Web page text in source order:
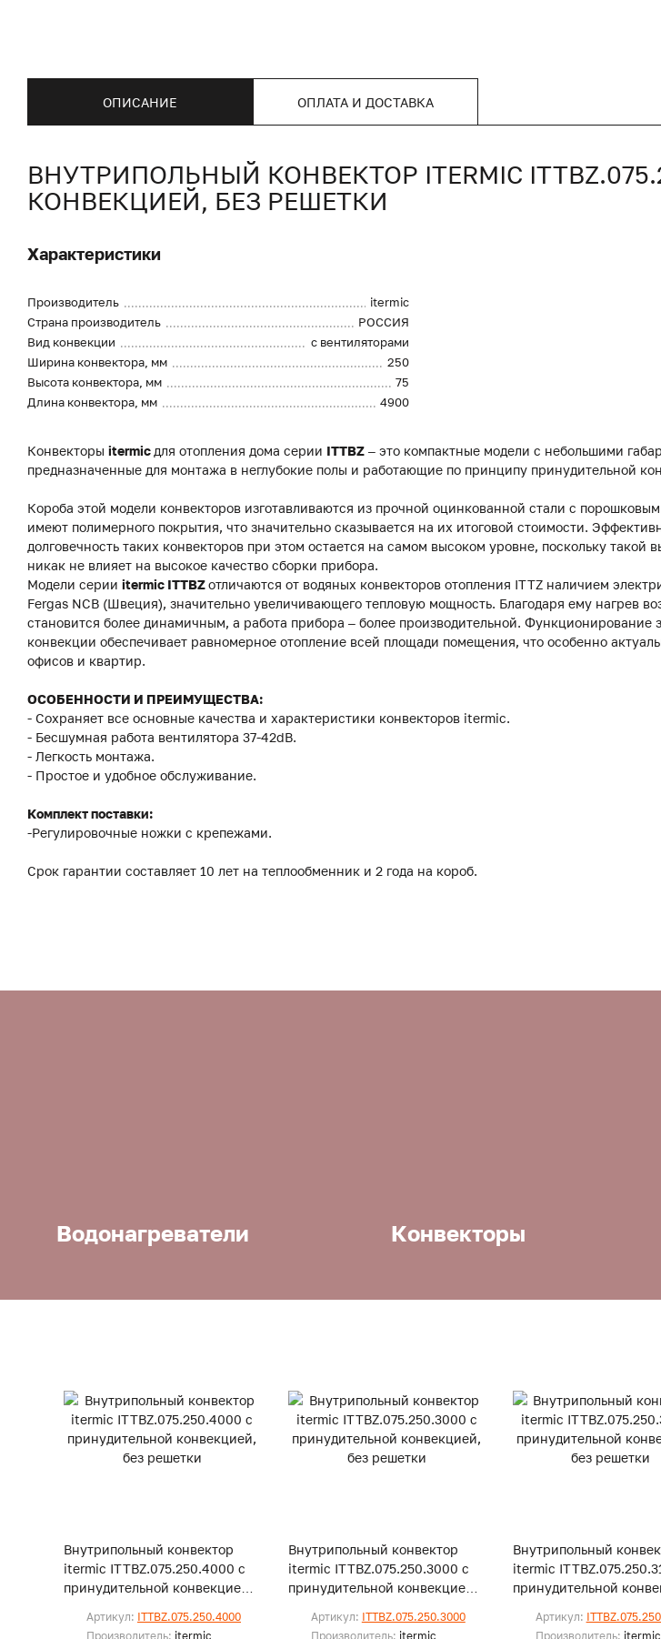
ОПИСАНИЕ ОПЛАТА И ДОСТАВКА
ВНУТРИПОЛЬНЫЙ КОНВЕКТОР ITERMIC
КОНВЕКЦИЕЙ, БЕЗ РЕШЕТКИ
Характеристики
Производитель
itermic
Страна производитель
РОССИЯ
Вид конвекции
с вентиляторами
Ширина конвектора, мм
250
Высота конвектора, мм
75
Длина конвектора, мм
4900
Конвекторы itermic для отопления дома серии ITTBZ – это компактные модели с небольшими
предназначенные для монтажа в неглубокие полы и работающие по принципу принудительной
Короба этой модели конвекторов изготавливаются из прочной оцинкованной стали с
имеют полимерного покрытия, что значительно сказывается на их итоговой стоимости.
долговечность таких конвекторов при этом остается на самом высоком уровне, поскольку такой
никак не влияет на высокое качество сборки прибора.
Модели серии itermic ITTBZотличаются от водяных конвекторов отопления ITTZ наличием
Fergas NCB (Швеция), значительно увеличивающего тепловую мощность. Благодаря ему нагрев
становится более динамичным, а работа прибора – более производительной. Функционирование
конвекции обеспечивает равномерное отопление всей площади помещения, что особенно
офисов и квартир.
ОСОБЕННОСТИ И ПРЕИМУЩЕСТВА:
- Сохраняет все основные качества и характеристики конвекторов itermic.
- Бесшумная работа вентилятора 37-42dB.
- Легкость монтажа.
- Простое и удобное обслуживание.
Комплект поставки:
-Регулировочные ножки с крепежами.
Срок гарантии составляет 10 лет на теплообменник и 2 года на короб.
Водонагреватели Конвекторы
Внутрипольный конвектор
itermic ITTBZ.075.250.4000 с
принудительной конвекцией,
Артикул: ITTBZ.075.250.4000
Производитель: itermic
Внутрипольный конвектор
itermic ITTBZ.075.250.3000 с
принудительной конвекцией,
Артикул: ITTBZ.075.250.3000
Производитель: itermic
Внутрипольный
itermic
принудительной
Артикул:
Производитель: itermic